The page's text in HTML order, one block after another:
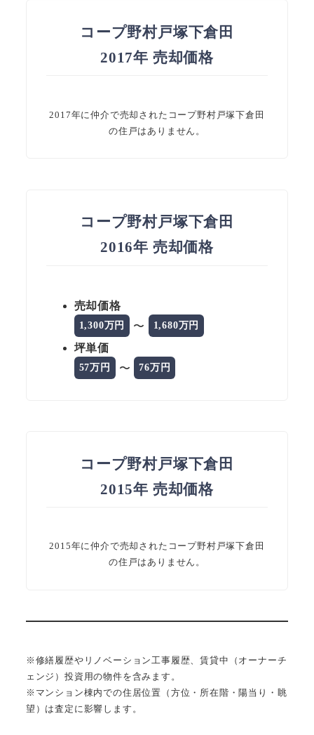
コープ野村戸塚下倉田
2017年 売却価格
2017年に仲介で売却されたコープ野村戸塚下倉田
の住戸はありません。
コープ野村戸塚下倉田
2016年 売却価格
売却価格
1,300万円 〜 1,680万円
坪単価
57万円 〜 76万円
コープ野村戸塚下倉田
2015年 売却価格
2015年に仲介で売却されたコープ野村戸塚下倉田
の住戸はありません。
※修繕履歴やリノベーション工事履歴、賃貸中（オーナーチ
ェンジ）投資用の物件を含みます。
※マンション棟内での住居位置（方位・所在階・陽当り・眺
望）は査定に影響します。